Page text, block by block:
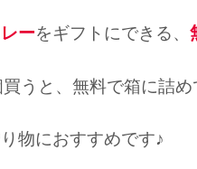
ーをギフトにできる、
うと、無料で箱に詰め
物におすすめです♪